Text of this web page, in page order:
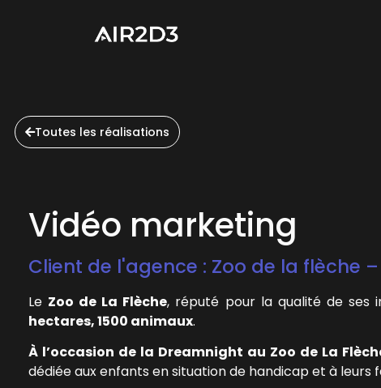
Toutes les réalisations
Vidéo marketing
Client de l'agence : Zoo de la flèche
​Le Zoo de La Flèche, réputé pour la qualité de ses
hectares, 1500 animaux.
À l’occasion de la Dreamnight au Zoo de La
dédiée aux enfants en situation de handicap et à leurs